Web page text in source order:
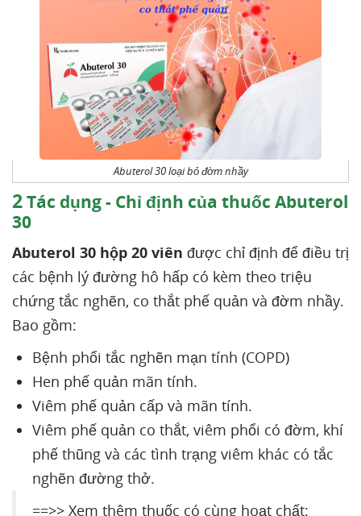
Abuterol 30 loại bỏ đờm nhầy
2Tác dụng - Chỉ định của thuốc Abuterol
30
Abuterol 30 hộp 20 viên được chỉ định để điều trị
các bệnh lý đường hô hấp có kèm theo triệu
chứng tắc nghẽn, co thắt phế quản và đờm nhầy.
Bao gồm:
Bệnh phổi tắc nghẽn mạn tính (COPD)
Hen phế quản mãn tính.
Viêm phế quản cấp và mãn tính.
Viêm phế quản co thắt, viêm phổi có đờm, khí
phế thũng và các tình trạng viêm khác có tắc
nghẽn đường thở.
==>> Xem thêm thuốc có cùng hoạt chất: